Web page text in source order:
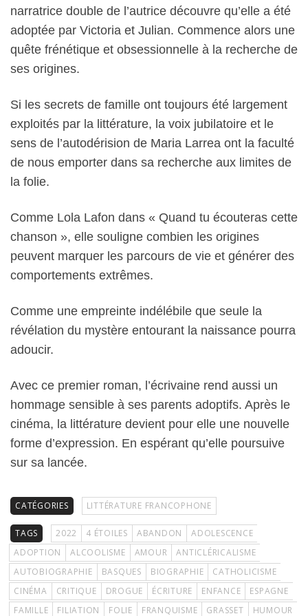
narratrice double de l’autrice découvre qu’elle a été
adoptée par Victoria et Julian. Commence alors une
quête frénétique et obsessionnelle à la recherche de
ses origines.
Si les secrets de famille ont toujours été largement
exploités par la littérature, la voix jubilatoire et le
sens de l’autodérision de Maria Larrea ont la faculté
de nous emporter dans sa recherche aux limites de
la folie.
Comme Lola Lafon dans « Quand tu écouteras cette
chanson », elle souligne combien les origines
peuvent marquer les parcours de vie et générer des
comportements extrêmes.
Comme une empreinte indélébile que seule la
révélation du mystère entourant la naissance pourra
adoucir.
Avec ce premier roman, l’écrivaine rend aussi un
hommage sensible à ses parents adoptifs. Après le
cinéma, la littérature devient pour elle une nouvelle
forme d’expression. En espérant qu’elle poursuive
sur sa lancée.
CATÉGORIES LITTÉRATURE FRANCOPHONE
TAGS 2022 4 ÉTOILES ABANDON
ADOLESCENCE
ADOPTION
ALCOOLISME AMOUR
ANTICLÉRICALISME
AUTOBIOGRAPHIE
BASQUES BIOGRAPHIE
CATHOLICISME
CINÉMA
CRITIQUE DROGUE ÉCRITURE ENFANCE
ESPAGNE
FAMILLE
FILIATION FOLIE FRANQUISME GRASSET
HUMOUR